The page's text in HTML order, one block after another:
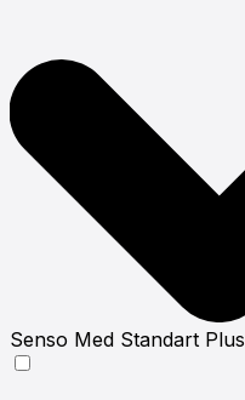
Senso Med Standart Plus